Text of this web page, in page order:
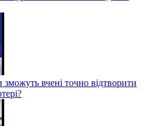
побили молодших